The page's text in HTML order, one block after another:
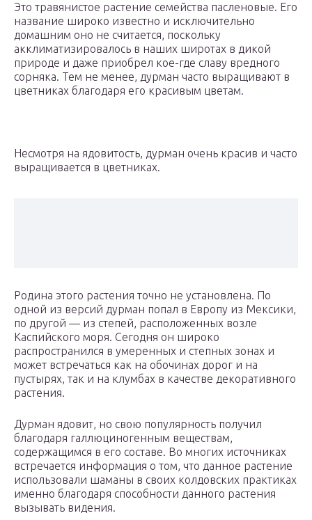
Это травянистое растение семейства пасленовые. Его
название широко известно и исключительно
домашним оно не считается, поскольку
акклиматизировалось в наших широтах в дикой
природе и даже приобрел кое-где славу вредного
сорняка. Тем не менее, дурман часто выращивают в
цветниках благодаря его красивым цветам.
Несмотря на ядовитость, дурман очень красив и часто
выращивается в цветниках.
Родина этого растения точно не установлена. По
одной из версий дурман попал в Европу из Мексики,
по другой — из степей, расположенных возле
Каспийского моря. Сегодня он широко
распространился в умеренных и степных зонах и
может встречаться как на обочинах дорог и на
пустырях, так и на клумбах в качестве декоративного
растения.
Дурман ядовит, но свою популярность получил
благодаря галлюциногенным веществам,
содержащимся в его составе. Во многих источниках
встречается информация о том, что данное растение
использовали шаманы в своих колдовских практиках
именно благодаря способности данного растения
вызывать видения.